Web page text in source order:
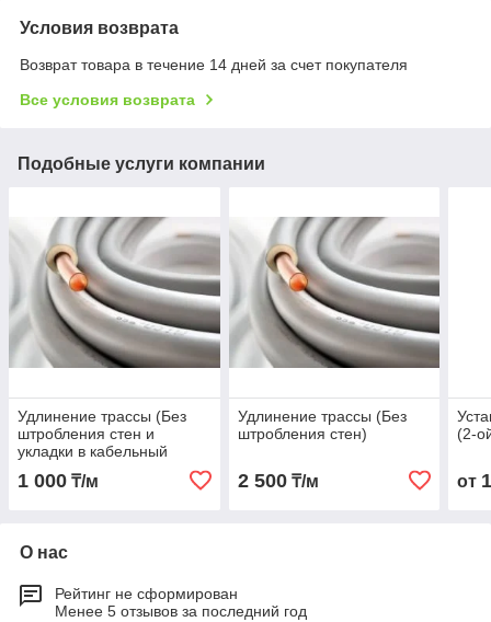
Условия возврата
Возврат товара в течение 14 дней за счет покупателя
Все условия возврата
Подобные услуги компании
Удлинение трассы (Без
штробления стен и
укладки в кабельный
1 000 ₸/м
Удлинение трассы (Без
штробления стен)
2 500₸/м
(2-
от
О нас
Рейтинг не сформирован
Менее 5 отзывов за последний год